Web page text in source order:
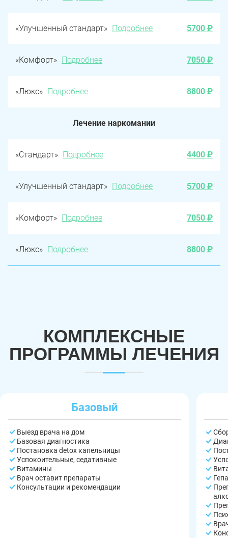
«Улучшенный стандарт» Подробнее 5700 ₽
«Комфорт» Подробнее 7050 ₽
«Люкс» Подробнее 8800 ₽
Лечение наркомании
«Стандарт» Подробнее 4400 ₽
«Улучшенный стандарт» Подробнее 5700 ₽
«Комфорт» Подробнее 7050 ₽
«Люкс» Подробнее 8800 ₽
КОМПЛЕКСНЫЕ
ПРОГРАММЫ ЛЕЧЕНИЯ
Базовый
Выезд врача на дом
Базовая диагностика
Постановка detox капельницы
Успокоительные, седативные
Витамины
Врач оставит препараты
Консультации и рекомендации